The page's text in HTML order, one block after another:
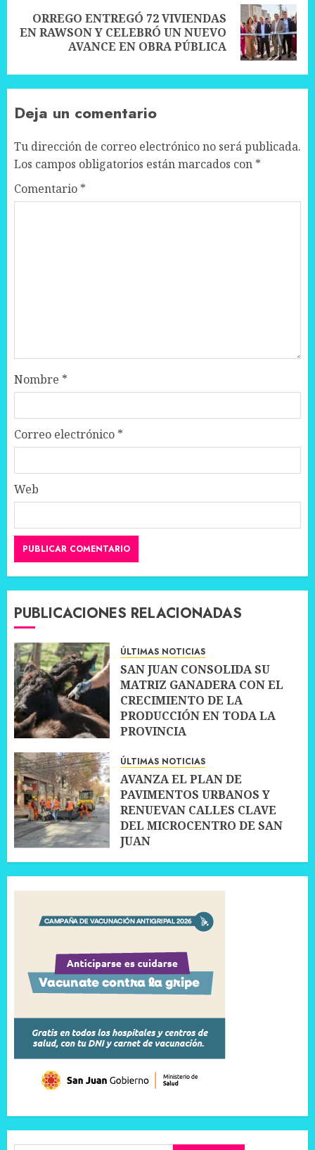
Next
ORREGO ENTREGÓ 72 VIVIENDAS
EN RAWSON Y CELEBRÓ UN NUEVO
AVANCE EN OBRA PÚBLICA
Deja un comentario
Tu dirección de correo electrónico no será publicada.
Los campos obligatorios están marcados con *
Comentario *
Nombre *
Correo electrónico *
Web
PUBLICACIONES RELACIONADAS
ÚLTIMAS NOTICIAS
SAN JUAN CONSOLIDA SU
MATRIZ GANADERA CON EL
CRECIMIENTO DE LA
PRODUCCIÓN EN TODA LA
PROVINCIA
ÚLTIMAS NOTICIAS
AVANZA EL PLAN DE
PAVIMENTOS URBANOS Y
RENUEVAN CALLES CLAVE
DEL MICROCENTRO DE SAN
JUAN
10 JULIO, 2026 0